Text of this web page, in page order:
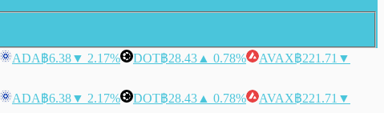
ADA฿6.38▼ 2.17% DOT฿28.43 ▲ 0.78% AVAX฿221.71 ▼
ADA฿6.38▼ 2.17% DOT฿28.43 ▲ 0.78% AVAX฿221.71 ▼